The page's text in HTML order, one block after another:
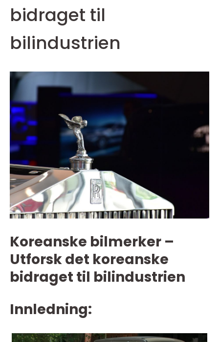
bidraget til
bilindustrien
Koreanske bilmerker –
Utforsk det koreanske
bidraget til bilindustrien
Innledning: